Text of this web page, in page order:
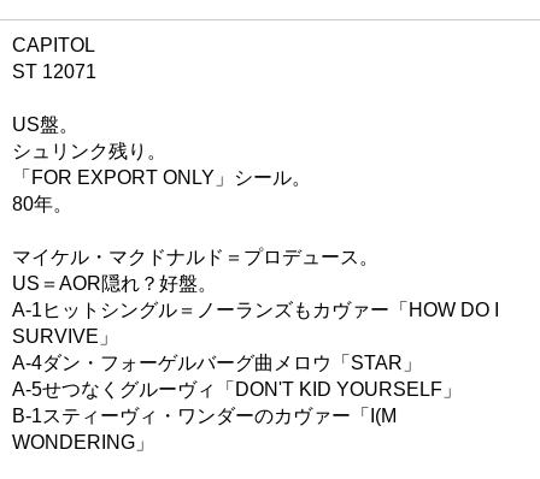
CAPITOL
ST 12071
US盤。
シュリンク残り。
「FOR EXPORT ONLY」シール。
80年。
マイケル・マクドナルド＝プロデュース。
US＝AOR隠れ？好盤。
A-1ヒットシングル＝ノーランズもカヴァー「HOW DO I
SURVIVE」
A-4ダン・フォーゲルバーグ曲メロウ「STAR」
A-5せつなくグルーヴィ「DON'T KID YOURSELF」
B-1スティーヴィ・ワンダーのカヴァー「I(M
WONDERING」